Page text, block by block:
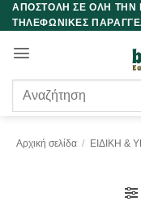
Μετάβαση
στο
περιεχόμενο
ΑΠΟΣΤΟΛΗ ΣΕ ΟΛΗ ΤΗΝ
ΤΗΛΕΦΩΝΙΚΕΣ
Αναζήτηση
Αρχική σελίδα / ΕΙΔΙΚΗ &